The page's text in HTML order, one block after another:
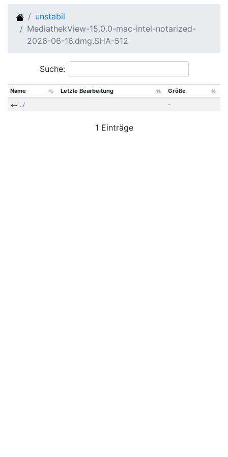
unstabil
MediathekView-15.0.0-mac-intel-notarized-
2026-06-16.dmg.SHA-512
Suche:
Name Letzte Bearbeitung
Größe
../
-
1 Einträge